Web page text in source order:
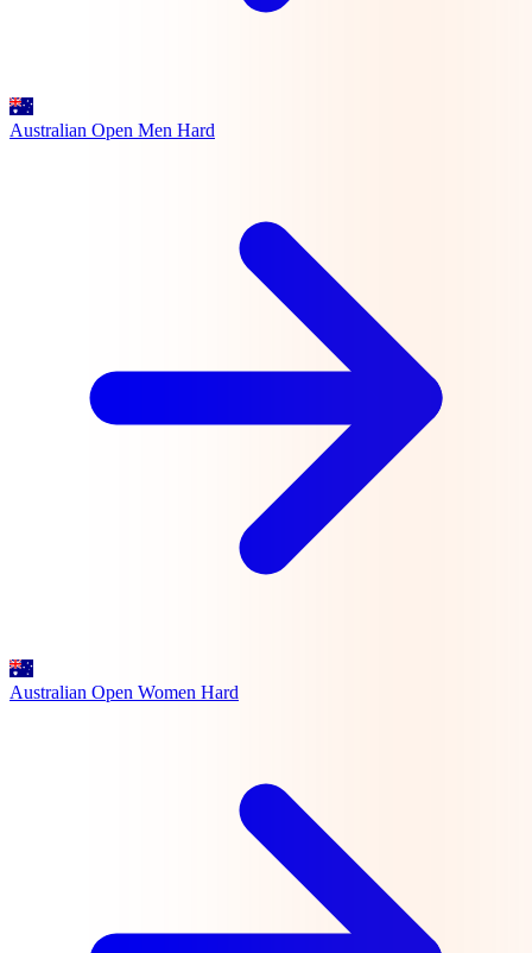
Australian Open Men Hard
Australian Open Women Hard